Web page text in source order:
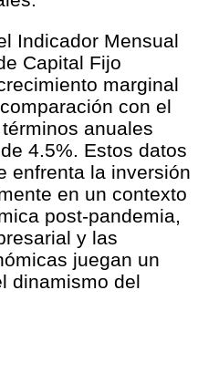
Indicador Mensual
Capital Fijo
marginal
con el
anuales
4.5%. Estos datos
enfrenta la inversión
en un contexto
post-pandemia,
y las
juegan un
dinamismo del